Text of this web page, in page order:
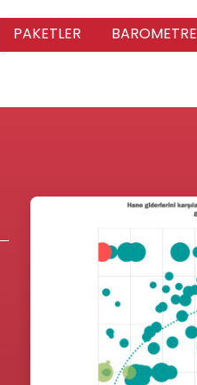
PAKETLER BAROMETRE